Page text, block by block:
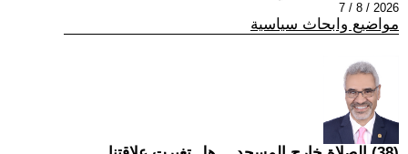
2026 / 8 / 7
مواضيع وابحاث سياسية